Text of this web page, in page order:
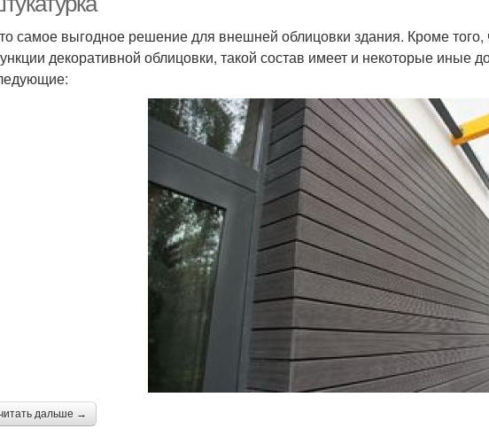
самое выгодное решение для внешней облицовки здания. Кроме
декоративной облицовки, такой состав имеет и некоторые иные
дальше →